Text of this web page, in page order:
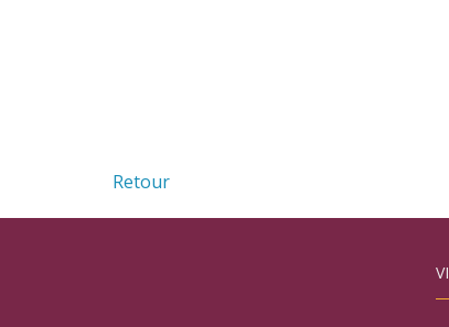
Retour